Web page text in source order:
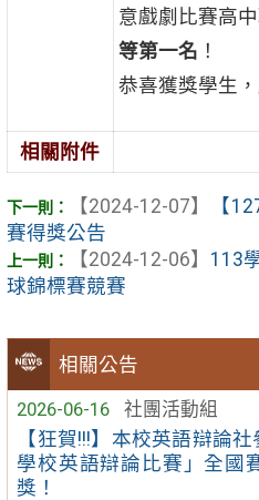
相關公告
2026-06-16
社團活動組
【狂賀!!!】本校英語辯論
學校英語辯論比賽」全國
獎！
意戲劇比賽高
等第一名 ！
恭喜獲獎學生
相關附件
【2024-12-07】
【
賽得獎公告
【2024-12-06】 113
球錦標賽競賽